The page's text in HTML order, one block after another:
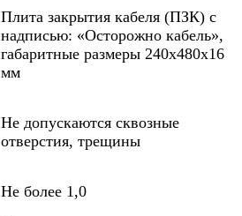
Плита закрытия кабеля (ПЗК) с
надписью: «Осторожно кабель»,
габаритные размеры 240х480х16
мм
Не допускаются сквозные
отверстия, трещины
Не более 1,0